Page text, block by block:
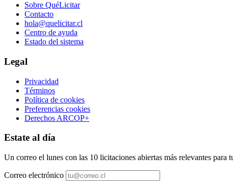
Sobre QuéLicitar
Contacto
hola@quelicitar.cl
Centro de ayuda
Estado del sistema
Legal
Privacidad
Términos
Política de cookies
Preferencias cookies
Derechos ARCOP+
Estate al día
Un correo el lunes con las 10 licitaciones abiertas más relevantes para
Correo electrónico